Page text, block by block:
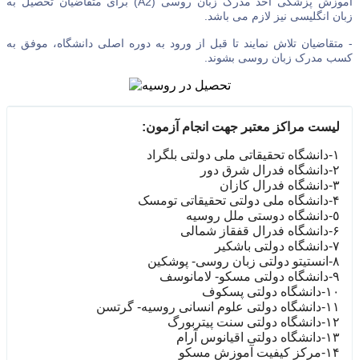
زبان انگلیسی نیز لازم می باشد.
- متقاضیان تلاش نمایند تا قبل از ورود به دوره اصلی دانشگاه، موفق به
کسب مدرک زبان روسی بشوند.
لیست مراکز معتبر جهت انجام آزمون:
١-دانشگاه تحقیقاتی ملی دولتی بلگراد
٢-دانشگاه فدرال شرق دور
٣-دانشگاه فدرال کازان
۴-دانشگاه ملی دولتی تحقیقاتی تومسک
٥-دانشگاه دوستی ملل روسیه
۶-دانشگاه فدرال قفقاز شمالی
٧-دانشگاه دولتی باشکیر
٨-انستیتو دولتی زبان روسی- پوشکین
٩-دانشگاه دولتی مسکو- لامانوسف
١‌۰-دانشگاه دولتی پسکوف
١١-دانشگاه دولتی علوم انسانی روسیه- گرتسن
١٢-دانشگاه دولتی سنت پیتربورگ
١٣-دانشگاه دولتی اقیانوس آرام
١۴-مرکز کیفیت آموزش مسکو